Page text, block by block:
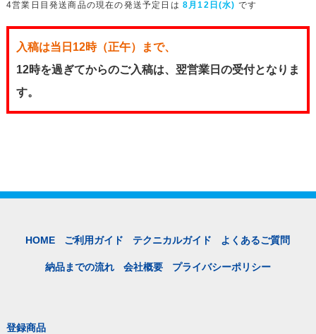
4営業日目発送商品の現在の発送予定日は 8月12日(水) です
入稿は当日12時（正午）まで、
12時を過ぎてからのご入稿は、翌営業日の受付となりま
す。
HOME ご利用ガイド テクニカルガイド よくあるご質問
納品までの流れ 会社概要 プライバシーポリシー
登録商品